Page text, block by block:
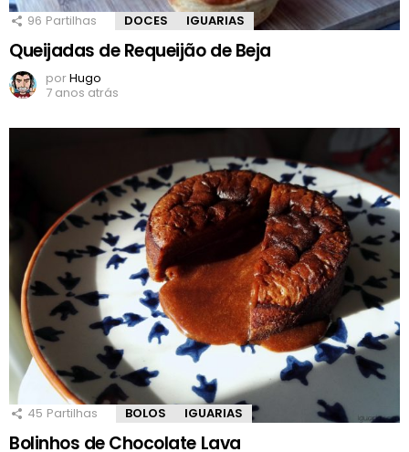
96 Partilhas DOCES IGUARIAS
Queijadas de Requeijão de Beja
porHugo
7 anos atrás
45 Partilhas BOLOS IGUARIAS
Bolinhos de Chocolate Lava